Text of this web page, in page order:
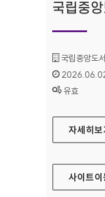
국립중
기관명 :
국립중앙도
인증기간 :
상태 :
유효
국립중앙
자세히보
사이트이